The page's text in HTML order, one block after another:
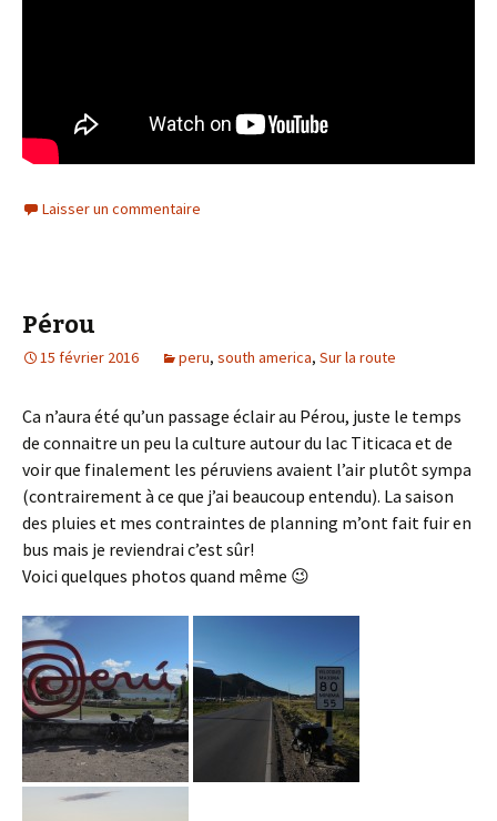
Laisser un commentaire
Pérou
15 février 2016 peru, south america, Sur la route
Ca n’aura été qu’un passage éclair au Pérou, juste le temps
de connaitre un peu la culture autour du lac Titicaca et de
voir que finalement les péruviens avaient l’air plutôt sympa
(contrairement à ce que j’ai beaucoup entendu). La saison
des pluies et mes contraintes de planning m’ont fait fuir en
bus mais je reviendrai c’est sûr!
Voici quelques photos quand même 😉